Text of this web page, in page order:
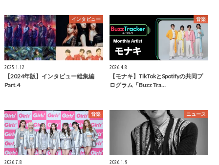
インタビュー
2025.1.12
【2024年版】インタビュー総集編
Part.4
音楽
2026.4.8
【モナキ】TikTokとSpotifyの共同プ
ログラム「Buzz Tra…
音楽
2026.7.8
ニュース
2026.1.9